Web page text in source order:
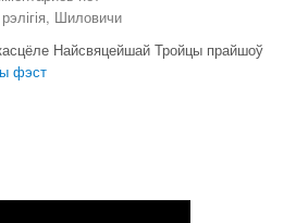
Шиловичи
Найсвяцейшай Тройцы прайшоў
фэст